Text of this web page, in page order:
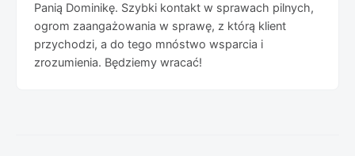
Panią Dominikę. Szybki kontakt w sprawach pilnych,
ogrom zaangażowania w sprawę, z którą klient
przychodzi, a do tego mnóstwo wsparcia i
zrozumienia. Będziemy wracać!